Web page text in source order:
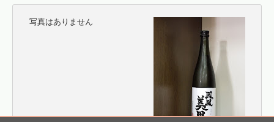
写真はありません